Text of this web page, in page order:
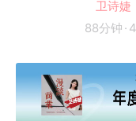
卫诗
88分钟 ·